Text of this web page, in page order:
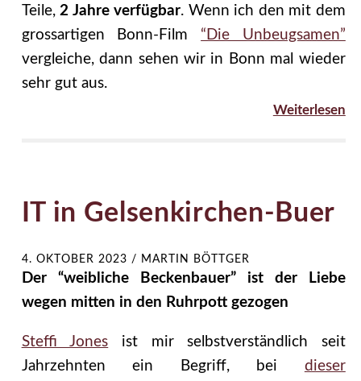
Teile, 2 Jahre verfügbar. Wenn ich den mit dem
grossartigen Bonn-Film “Die Unbeugsamen”
vergleiche, dann sehen wir in Bonn mal wieder
sehr gut aus.
Weiterlesen
IT in Gelsenkirchen-Buer
4. OKTOBER 2023 / MARTIN BÖTTGER
Der “weibliche Beckenbauer” ist der Liebe
wegen mitten in den Ruhrpott gezogen
Steffi Jones ist mir selbstverständlich seit
Jahrzehnten ein Begriff, bei dieser